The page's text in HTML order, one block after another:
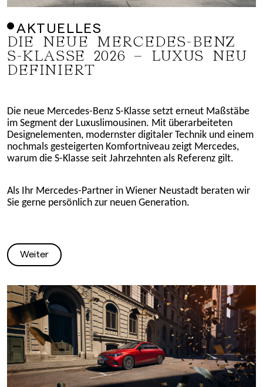
AKTUELLES
DIE NEUE MERCEDES-BENZ
S-KLASSE 2026 – LUXUS NEU
DEFINIERT
Die neue Mercedes-Benz S-Klasse setzt erneut Maßstäbe
im Segment der Luxuslimousinen. Mit überarbeiteten
Designelementen, modernster digitaler Technik und einem
nochmals gesteigerten Komfortniveau zeigt Mercedes,
warum die S-Klasse seit Jahrzehnten als Referenz gilt.
Als Ihr Mercedes-Partner in Wiener Neustadt beraten wir
Sie gerne persönlich zur neuen Generation.
Weiter